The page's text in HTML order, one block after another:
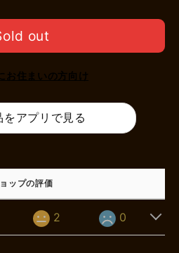
out
お住まいの方向け
をアプリで見る
ップの評価
2 0